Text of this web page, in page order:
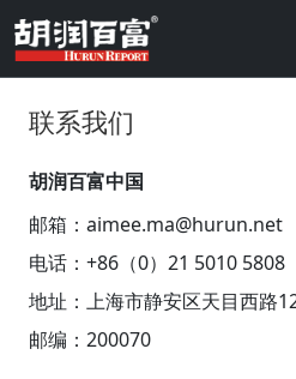
联系我们
胡润百富中国
邮箱：aimee.ma@hurun.net
电话：+86（0）21 5010 5808
地址：上海市静安区天目西路
邮编：200070